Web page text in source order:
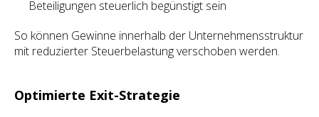
Beteiligungen steuerlich begünstigt sein
So können Gewinne innerhalb der Unternehmensstruktur
mit reduzierter Steuerbelastung verschoben werden.
Optimierte Exit-Strategie